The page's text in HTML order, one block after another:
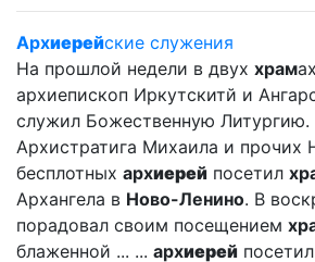
Архиерейские служения
На прошлой недели в двух храм
архиепископ Иркутскитй и
служил Божественную Литургию.
Архистратига Михаила и прочих
бесплотных архиерей посетил
Архангела в Ново-Ленино. В
порадовал своим посещением
блаженной ... ... архиерей посетил